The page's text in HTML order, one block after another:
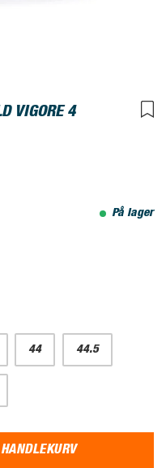
VIGORE 4
På lager
44 44.5